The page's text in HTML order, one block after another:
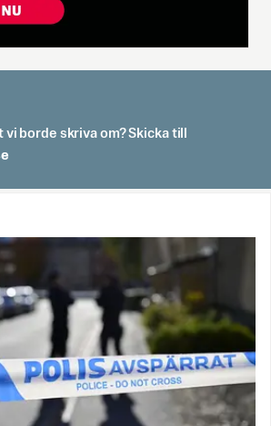
vi borde skriva om? Skicka till